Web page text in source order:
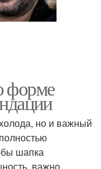
форме
но и важный
шапка
важно